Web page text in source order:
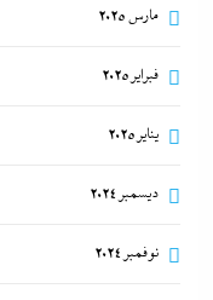
مارس 2025
فبراير 2025
يناير 2025
ديسمبر 2024
نوفمبر 2024